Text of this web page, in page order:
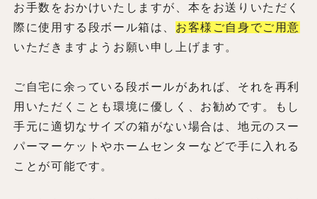
お手数をおかけいたしますが、本をお送りいただく
際に使用する段ボール箱は、 お客様ご自身でご用意
いただきますようお願い申し上げます。
ご自宅に余っている段ボールがあれば、それを再利
用いただくことも環境に優しく、お勧めです。もし
手元に適切なサイズの箱がない場合は、地元のスー
パーマーケットやホームセンターなどで手に入れる
ことが可能です。